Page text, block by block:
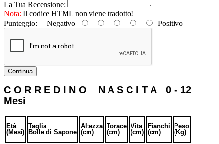
La Tua Recensione:
Nota: Il codice HTML non viene tradotto!
Punteggio: Negativo Positivo
Continua
C O R R E D I N O N A S C I T A 0 - 12
Mesi
Età
(Mesi)
Taglia
Bolle di Sapone
Altezza
(cm)
Torace
(cm)
Vita
(cm)
Fianchi
(cm)
Peso
(Kg)